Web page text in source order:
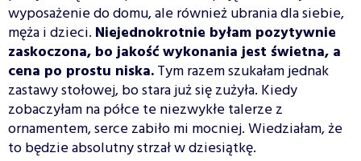
wyposażenie do domu, ale również ubrania dla siebie,
męża i dzieci. Niejednokrotnie byłam pozytywnie
zaskoczona, bo jakość wykonania jest świetna, a
cena po prostu niska.Tym razem szukałam jednak
zastawy stołowej, bo stara już się zużyła. Kiedy
zobaczyłam na półce te niezwykłe talerze z
ornamentem, serce zabiło mi mocniej. Wiedziałam, że
to będzie absolutny strzał w dziesiątkę.